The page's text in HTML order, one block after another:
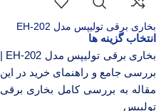
بخاری برقی تولیپس مدل EH-202
انتخاب گزینه ها
بخاری برقی تولیپس مدل EH-202 |
بررسی جامع و راهنمای خرید در این
مقاله به بررسی کامل بخاری برقی
تولیپس